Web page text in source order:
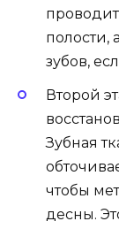
полости,
зубов,
Второй
Зубная
чтобы
десны.